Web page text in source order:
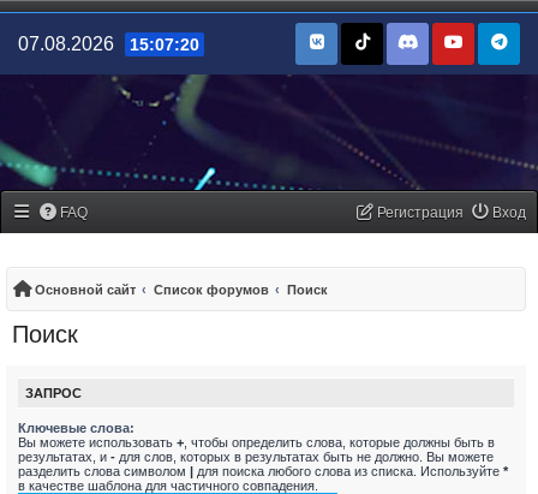
07.08.2026 15:07:20
FAQ Вход
Регистрация
Основной сайт Список форумов Поиск
Поиск
ЗАПРОС
Ключевые слова:
Вы можете использовать + , чтобы определить слова, которые должны быть в
результатах, и - для слов, которых в результатах быть не должно. Вы можете
разделить слова символом | для поиска любого слова из списка. Используйте *
в качестве шаблона для частичного совпадения.